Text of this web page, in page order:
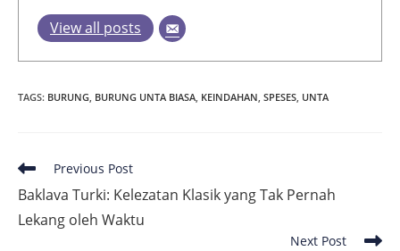
View all posts
TAGS: BURUNG, BURUNG UNTA BIASA, KEINDAHAN, SPESES, UNTA
Read
more
articles
Previous Post
Baklava Turki: Kelezatan Klasik yang Tak Pernah
Lekang oleh Waktu
Next Post